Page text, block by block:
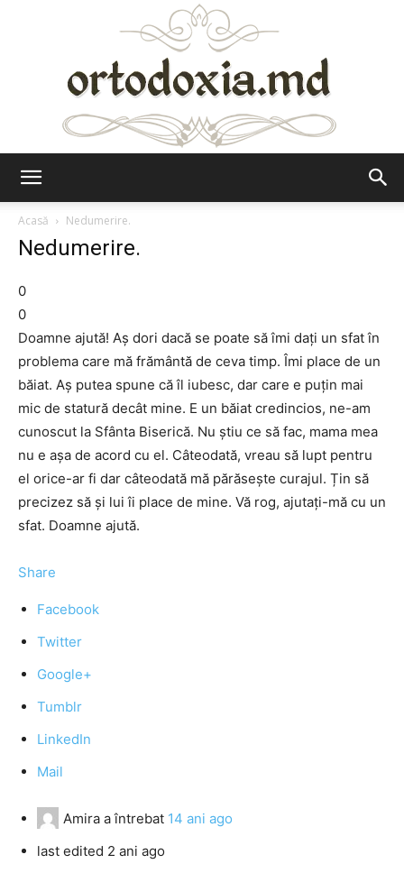
Acasă
Nedumerire.
Nedumerire.
0
0
Doamne ajută! Aș dori dacă se poate să îmi dați un sfat în
problema care mă frământă de ceva timp. Îmi place de un
băiat. Aș putea spune că îl iubesc, dar care e puțin mai
mic de statură decât mine. E un băiat credincios, ne-am
cunoscut la Sfânta Biserică. Nu știu ce să fac, mama mea
nu e așa de acord cu el. Câteodată, vreau să lupt pentru
el orice-ar fi dar câteodată mă părăsește curajul. Țin să
precizez să și lui îi place de mine. Vă rog, ajutați-mă cu un
sfat. Doamne ajută.
Share
Facebook
Twitter
Google+
Tumblr
LinkedIn
Mail
Amira a întrebat 14 ani ago
last edited 2 ani ago